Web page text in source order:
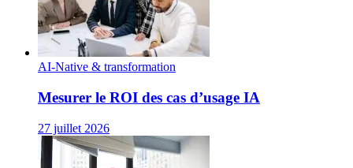
AI-Native & transformation
Mesurer le ROI des cas d’usage IA
27 juillet 2026